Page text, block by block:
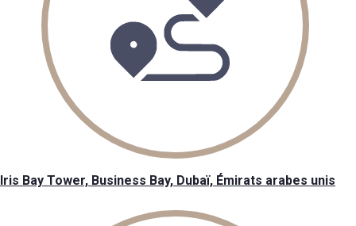
Iris Bay Tower, Business Bay, Dubaï, Émirats arabes unis